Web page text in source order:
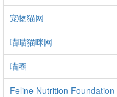
宠物猫网
喵喵猫咪网
喵圈
Feline Nutrition Foundation